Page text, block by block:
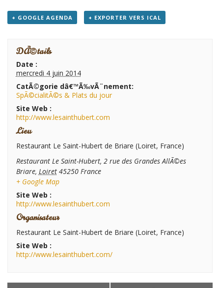
+ GOOGLE AGENDA + EXPORTER VERS ICAL
DÃ©tails
Date :
mercredi 4 juin 2014
CatÃ©gorie dâ€™Ã‰vÃ¨nement:
SpÃ©cialitÃ©s & Plats du jour
Site Web :
http://www.lesainthubert.com
Lieu
Restaurant Le Saint-Hubert de Briare (Loiret, France)
Restaurant Le Saint-Hubert, 2 rue des Grandes AllÃ©es
Briare, Loiret 45250 France
+ Google Map
Site Web :
http://www.lesainthubert.com
Organisateur
Restaurant Le Saint-Hubert de Briare (Loiret, France)
Site Web :
http://www.lesainthubert.com/